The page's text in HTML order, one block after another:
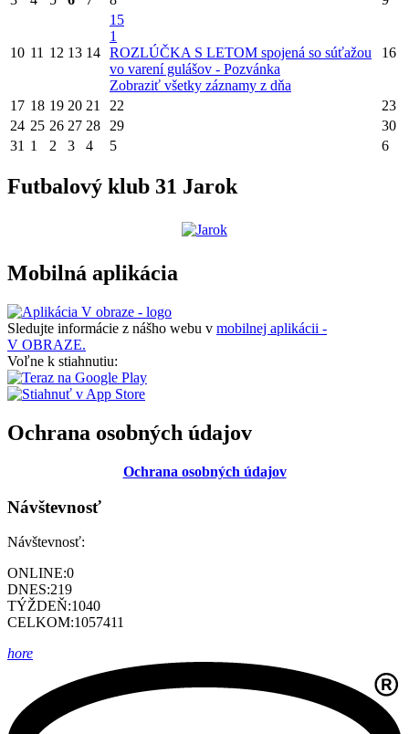
10 11 12 13 14
15
1
ROZLÚČKA S LETOM spojená so súťažou
vo varení gulášov - Pozvánka
Zobraziť všetky záznamy z dňa
16
17 18 19 20 21 22
23
24 25 26 27 28 29
30
31 1 2 3 4 5 6
Futbalový klub 31 Jarok
Mobilná aplikácia
Sledujte informácie z nášho webu v mobilnej aplikácii -
V OBRAZE.
Voľne k stiahnutiu:
Ochrana osobných údajov
Ochrana osobných údajov
Návštevnosť
Návštevnosť:
ONLINE:0
DNES:219
TÝŽDEŇ:1040
CELKOM:1057411
hore